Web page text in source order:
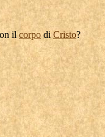
ilcorpo diCristo?